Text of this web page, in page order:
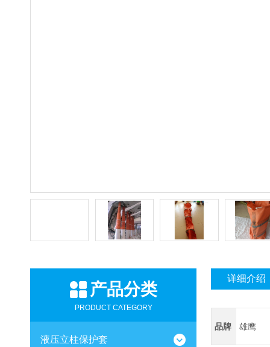
产品分类
PRODUCT CATEGORY
液压立柱保护套
详细介绍
品牌 雄鹰